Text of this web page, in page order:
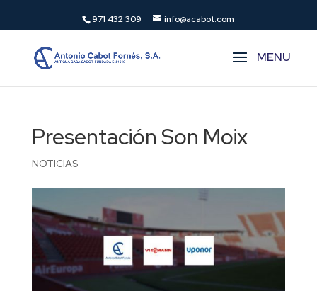
971 432 309 info@acabot.com
Presentación Son Moix
NOTICIAS